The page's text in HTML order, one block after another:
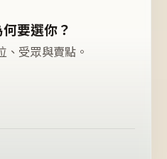
要選你？
、受眾與賣點。